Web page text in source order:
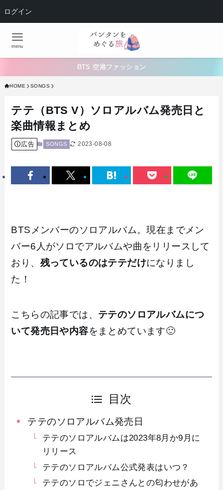
ログイン
menu
BTS 空港ファッション
HOME SONGS
テテ（BTS V）ソロアルバム発売日と
楽曲情報まとめ
広告 SONGS 2023-08-08
BTSメンバーのソロアルバム。現在までメン
バー6人がソロでアルバムや曲をリリースして
おり、 残っているのはテテだけになりまし
た！
こちらの記事では、 テテのソロアルバムにつ
いて発売日や内容をまとめています🙂
目次
テテのソロアルバム発売日
テテのソロアルバムは2023年8月か9月に
リリース
テテのソロアルバム公式発表はいつ？
テテのソロでジェニさんとの匂わせがあ